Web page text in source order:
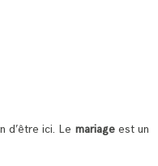
d’être ici. Le mariage est un